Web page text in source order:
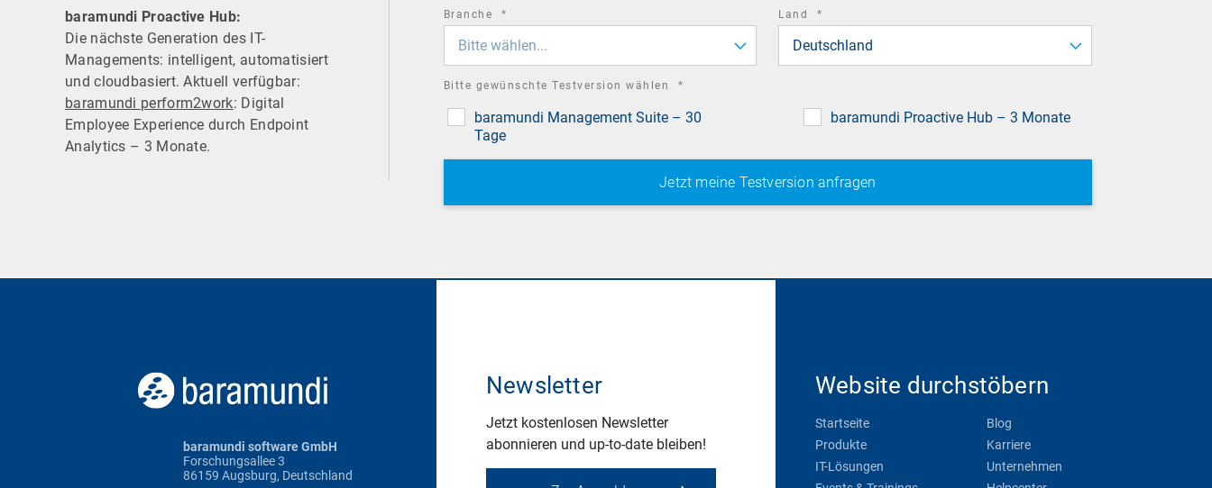
baramundi Proactive Hub:
Die nächste Generation des IT-
Managements: intelligent, automatisiert
und cloudbasiert. Aktuell verfügbar:
baramundi perform2work: Digital
Employee Experience durch Endpoint
Analytics – 3 Monate.
Branche *
Bitte wählen...
Land *
Deutschland
Bitte gewünschte Testversion wählen *
baramundi Management Suite – 30
Tage
baramundi Proactive Hub – 3 Monate
baramundi software GmbH
Forschungsallee 3
86159 Augsburg, Deutschland
Newsletter
Jetzt kostenlosen Newsletter
abonnieren und up-to-date bleiben!
Website durchstöbern
Startseite
Produkte
IT-Lösungen
Blog
Karriere
Unternehmen